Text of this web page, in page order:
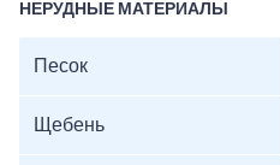
НЕРУДНЫЕ МАТЕРИАЛЫ
Песок
Щебень